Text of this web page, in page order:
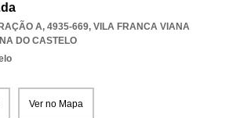
A, 4935-669, VILA FRANCA VIANA
DO CASTELO
Ver no Mapa